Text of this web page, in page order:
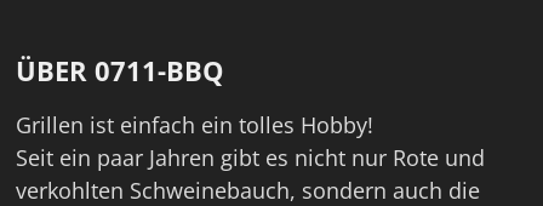
ÜBER 0711-BBQ
Grillen ist einfach ein tolles Hobby!
Seit ein paar Jahren gibt es nicht nur Rote und
verkohlten Schweinebauch, sondern auch die